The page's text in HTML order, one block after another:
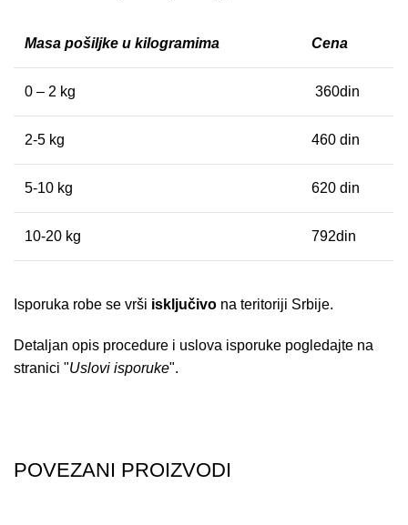
Masa pošiljke u kilogramima Cena
0 – 2 kg 360din
2-5 kg 460 din
5-10 kg 620 din
10-20 kg 792din
Isporuka robe se vrši isključivo na teritoriji Srbije.
Detaljan opis procedure i uslova isporuke pogledajte na
stranici "Uslovi isporuke".
POVEZANI PROIZVODI